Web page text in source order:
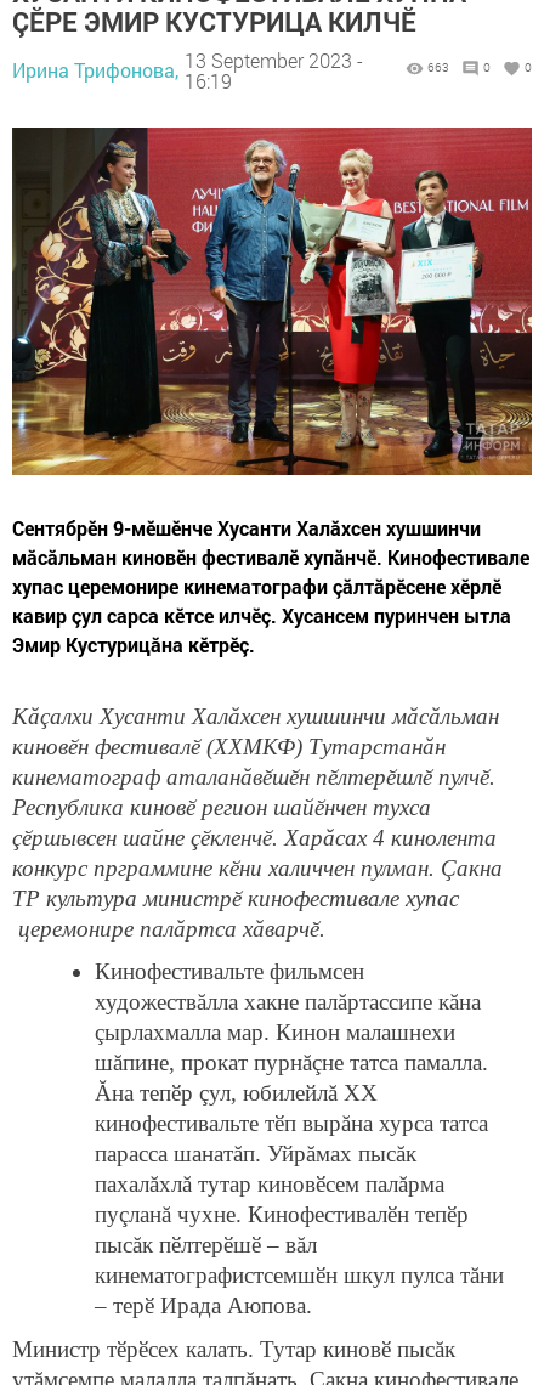
ÇӖРЕ ЭМИР КУСТУРИЦА КИЛЧӖ
Ирина Трифонова, 13 September 2023 -
16:19
663 0 0
Сентябрӗн 9-мӗшӗнче Хусанти Халăхсен хушшинчи
мăсăльман киновӗн фестивалӗ хупăнчӗ. Кинофестивале
хупас церемонире кинематографи çăлтăрӗсене хӗрлӗ
кавир çул сарса кӗтсе илчӗç. Хусансем пуринчен ытла
Эмир Кустурицăна кӗтрӗç.
Кăçалхи Хусанти Халăхсен хушшинчи мăсăльман
киновӗн фестивалӗ (ХХМКФ) Тутарстанăн
кинематограф аталанăвӗшӗн пӗлтерӗшлӗ пулчӗ.
Республика киновӗ регион шайӗнчен тухса
çӗршывсен шайне çӗкленчӗ. Харăсах 4 кинолента
конкурс прграммине кӗни халиччен пулман. Çакна
ТР культура министрӗ кинофестивале хупас
церемонире палăртса хăварчӗ.
Кинофестивальте фильмсен
художествăлла хакне палăртассипе кăна
çырлахмалла мар. Кинон малашнехи
шăпине, прокат пурнăçне татса памалла.
Ăна тепӗр çул, юбилейлă ХХ
кинофестивальте тӗп вырăна хурса татса
парасса шанатăп. Уйрăмах пысăк
пахалăхлă тутар киновӗсем палăрма
пуçланă чухне. Кинофестивалӗн тепӗр
пысăк пӗлтерӗшӗ – вăл
кинематографистсемшӗн шкул пулса тăни
– терӗ Ирада Аюпова.
Министр тӗрӗсех калать. Тутар киновӗ пысăк
утăмсемпе малалла талпăнать. Çакна кинофестивале